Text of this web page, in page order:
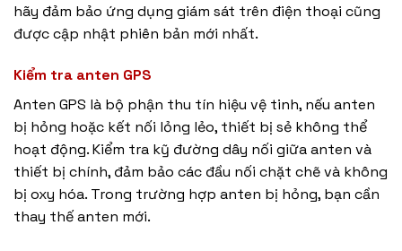
hãy đảm bảo ứng dụng giám sát trên điện thoại cũng
được cập nhật phiên bản mới nhất.
Kiểm tra anten GPS
Anten GPS là bộ phận thu tín hiệu vệ tinh, nếu anten
bị hỏng hoặc kết nối lỏng lẻo, thiết bị sẻ không thể
hoạt động. Kiểm tra kỹ đường dây nối giữa anten và
thiết bị chính, đảm bảo các đầu nối chặt chẽ và không
bị oxy hóa. Trong trường hợp anten bị hỏng, bạn cần
thay thế anten mới.